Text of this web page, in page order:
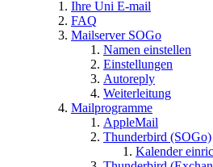
Ihre Uni E-mail
FAQ
Mailserver SOGo
Namen einstellen
Einstellungen
Autoreply
Weiterleitung
Mailprogramme
AppleMail
Thunderbird (SOGo)
Kalender